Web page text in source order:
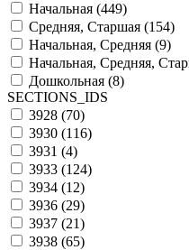
Начальная (449)
Средняя, Старшая (154)
Начальная, Средняя (9)
Начальная, Средняя,
Дошкольная (8)
SECTIONS_IDS
3928 (70)
3930 (116)
3931 (4)
3933 (124)
3934 (12)
3936 (29)
3937 (21)
3938 (65)